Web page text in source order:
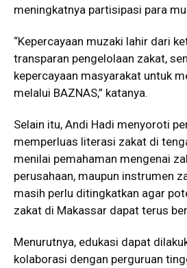
meningkatnya partisipasi para
“Kepercayaan muzaki lahir dari
transparan pengelolaan zakat,
kepercayaan masyarakat untuk
melalui BAZNAS,” katanya.
Selain itu, Andi Hadi menyoroti
memperluas literasi zakat di
menilai pemahaman mengenai
perusahaan, maupun instrumen
masih perlu ditingkatkan agar
zakat di Makassar dapat terus
Menurutnya, edukasi dapat
kolaborasi dengan perguruan